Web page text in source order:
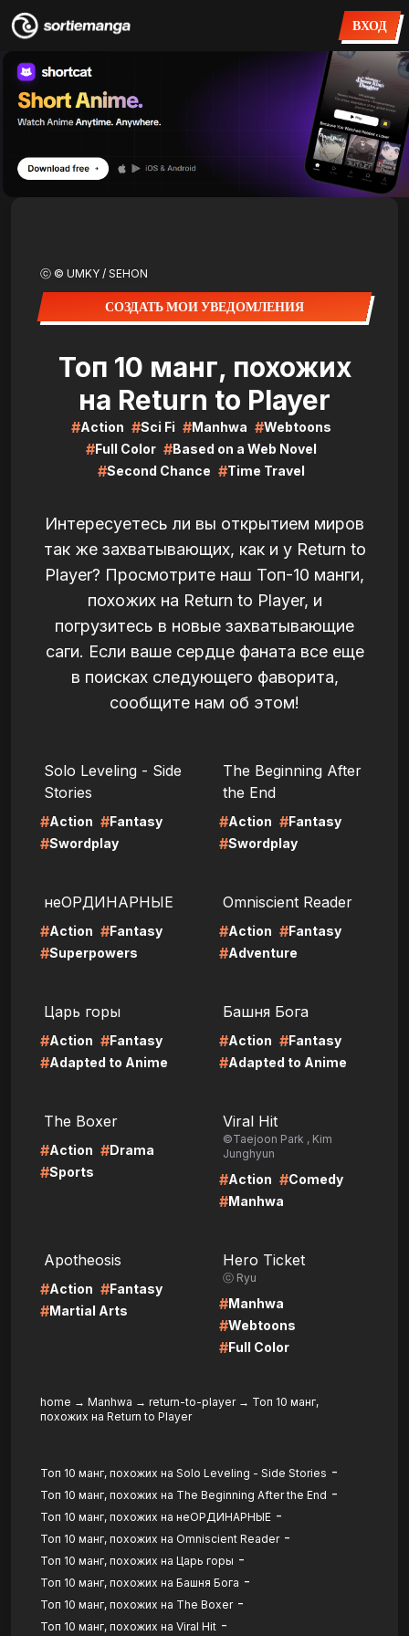
ВХОД
ⓒ © UMKY / SEHON
СОЗДАТЬ МОИ УВЕДОМЛЕНИЯ
Топ 10 манг, похожих
на Return to Player
#Action #Sci Fi #Manhwa #Webtoons
#Full Color #Based on a Web Novel
#Second Chance #Time Travel
Интересуетесь ли вы открытием миров
так же захватывающих, как и у Return to
Player? Просмотрите наш Топ-10 манги,
похожих на Return to Player, и
погрузитесь в новые захватывающие
саги. Если ваше сердце фаната все еще
в поисках следующего фаворита,
сообщите нам об этом!
Solo Leveling - Side
Stories
#Action #Fantasy
#Swordplay
The Beginning After
the End
#Action #Fantasy
#Swordplay
неОРДИНАРНЫЕ
#Action #Fantasy
#Superpowers
Omniscient Reader
#Action #Fantasy
#Adventure
Царь горы
#Action #Fantasy
#Adapted to Anime
Башня Бога
#Action #Fantasy
#Adapted to Anime
The Boxer
#Action #Drama
#Sports
Viral Hit
©Taejoon Park , Kim
Junghyun
#Action #Comedy
#Manhwa
Apotheosis
#Action #Fantasy
#Martial Arts
Hero Ticket
ⓒ Ryu
#Manhwa
#Webtoons
#Full Color
home → Manhwa → return-to-player→ Топ 10 манг,
похожих на Return to Player
Топ 10 манг, похожих на Solo Leveling - Side Stories -
Топ 10 манг, похожих на The Beginning After the End -
Топ 10 манг, похожих на неОРДИНАРНЫЕ -
Топ 10 манг, похожих на Omniscient Reader-
Топ 10 манг, похожих на Царь горы -
Топ 10 манг, похожих на Башня Бога -
Топ 10 манг, похожих на The Boxer-
Топ 10 манг, похожих на Viral Hit -